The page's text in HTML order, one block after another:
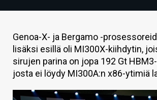
HINTA.FI
KAUPPA
VAIHDA TEEMA
Genoa-X- ja Bergamo -
lisäksi esillä oli MI300X-kiihdytin,
sirujen parina on jopa 192 Gt
josta ei löydy MI300A:n x86-ytimiä